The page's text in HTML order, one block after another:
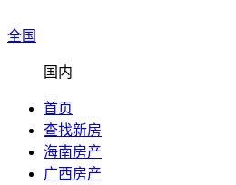
全国
国内
首页
查找新房
海南房产
广西房产